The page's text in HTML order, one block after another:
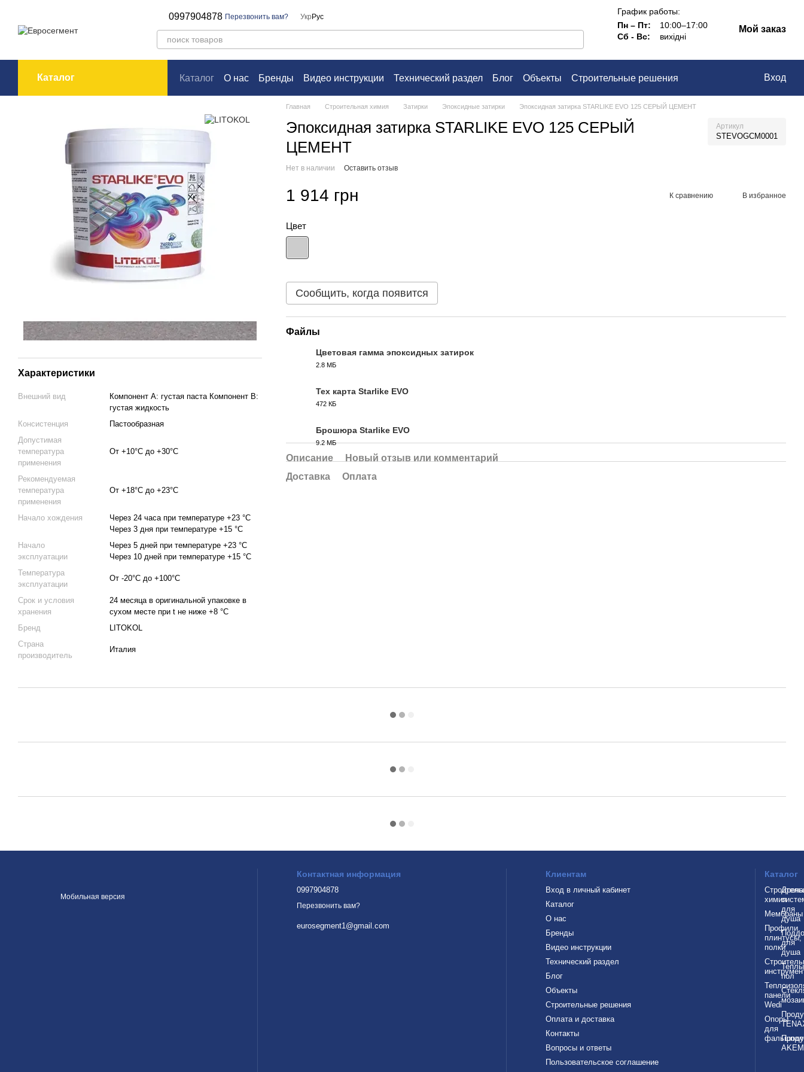
0997904878 Перезвонить вам? Укр Рус
График работы:
Пн – Пт:
10:00–17:00
Сб - Вс:
вихідні
Мой заказ
Каталог Каталог О нас Бренды Видео инструкции Технический раздел Блог Объекты
Строительные решения
Вход
Характеристики
Внешний вид
Компонент А: густая паста Компонент В:
густая жидкость
Консистенция
Пастообразная
Допустимая
температура
применения
От +10°C до +30°C
Рекомендуемая
температура
применения
От +18°C до +23°C
Начало хождения
Через 24 часа при температуре +23 °C
Через 3 дня при температуре +15 °C
Начало
эксплуатации
Через 5 дней при температуре +23 °C
Через 10 дней при температуре +15 °C
Температура
эксплуатации
От -20°C до +100°C
Срок и условия
хранения
24 месяца в оригинальной упаковке в
сухом месте при t не ниже +8 °C
Бренд
LITOKOL
Страна
производитель
Италия
Главная Строительная химия Затирки Эпоксидные затирки Эпоксидная затирка STARLIKE EVO 125 СЕРЫЙ ЦЕМЕНТ
Эпоксидная затирка STARLIKE EVO 125 СЕРЫЙ
ЦЕМЕНТ
Артикул
STEVOGCM0001
Нет в наличии Оставить отзыв
1 914 грн К сравнению В избранное
Цвет
Сообщить, когда появится
Файлы
Цветовая гамма эпоксидных затирок
2.8 МБ
Тех карта Starlike EVO
472 КБ
Брошюра Starlike EVO
9.2 МБ
Описание
Новый отзыв или комментарий
Доставка
Оплата
Мобильная версия
Контактная информация
0997904878
Перезвонить вам?
eurosegment1@gmail.com
Клиентам
Вход в личный кабинет
Каталог
О нас
Бренды
Видео инструкции
Технический раздел
Блог
Объекты
Строительные решения
Оплата и доставка
Контакты
Вопросы и ответы
Пользовательское соглашение
Каталог
химия
Мембраны
Профили,
плинтусы,
полки
панели
Wedi
Опоры
для
для
душа
для
душа
пол